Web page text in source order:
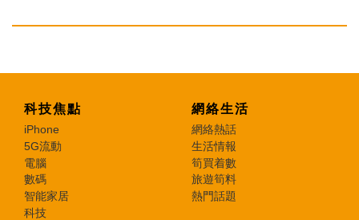
科技焦點
iPhone
5G流動
電腦
數碼
智能家居
科技
網絡生活
網絡熱話
生活情報
筍買着數
旅遊筍料
熱門話題